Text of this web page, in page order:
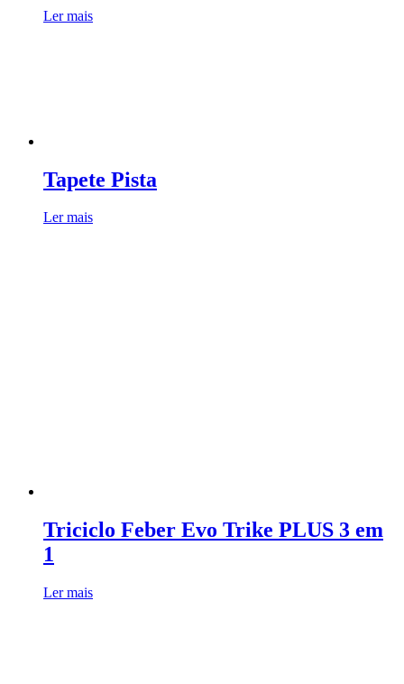
Ler mais
Tapete Pista
Ler mais
Triciclo Feber Evo Trike PLUS 3 em
1
Ler mais